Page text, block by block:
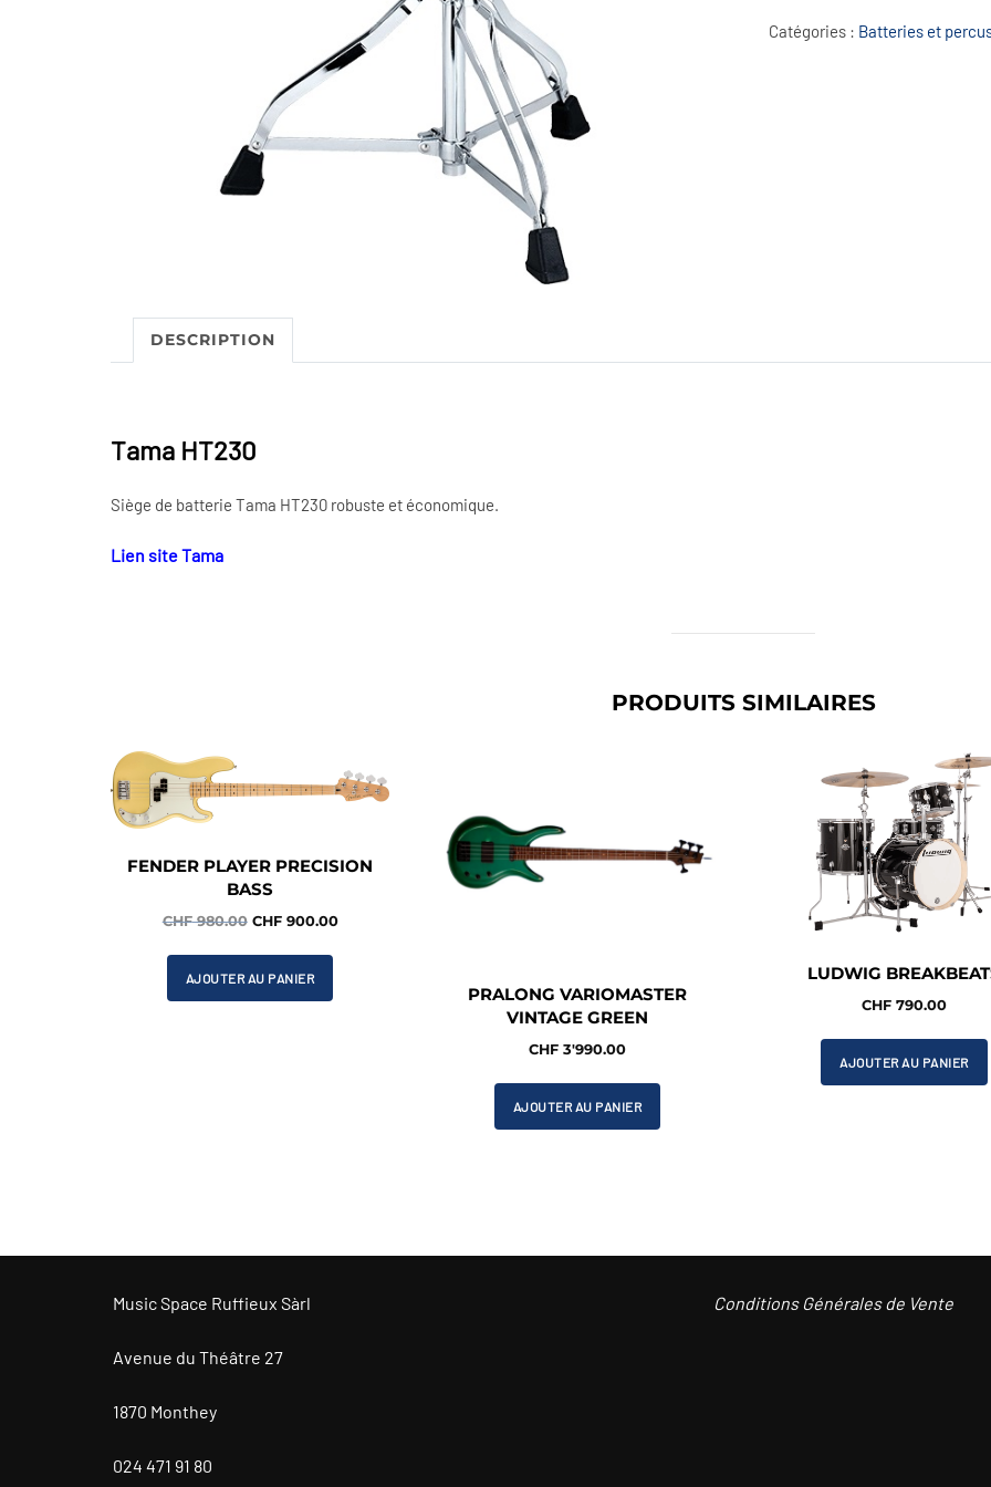
Catégories : Batteries et
DESCRIPTION
Tama HT230
Siège de batterie Tama HT230 robuste et économique.
Lien site Tama
PRODUITS SIMILAIRES
FENDER PLAYER PRECISION
BASS
CHF980.00 Le
initial
CHF900.00Le
AJOUTER AU PANIER
PRALONG VARIOMASTER
VINTAGE GREEN
CHF3'990.00
AJOUTER AU PANIER
LUDWIG
CHF 790.00
AJOUTER AU PANIER
Music Space Ruffieux Sàrl
Avenue du Théâtre 27
1870 Monthey
024 471 91 80
Conditions Générales de Vente